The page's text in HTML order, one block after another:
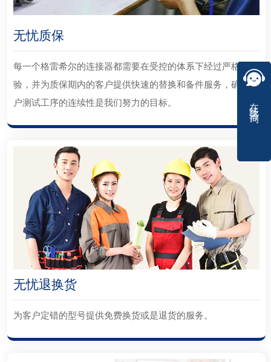
无忧质保
每一个格雷希尔的连接器都需要在受控的体系下经过严格检
验，并为质保期内的客户提供快速的替换和备件服务，确保客
户测试工序的连续性是我们努力的目标。
无忧退换货
为客户定错的型号提供免费换货或是退货的服务。
在线咨询